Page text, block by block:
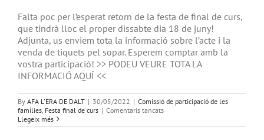
Falta poc per l’esperat retorn de la festa de final de curs,
que tindrà lloc el proper dissabte dia 18 de juny!
Adjunta, us enviem tota la informació sobre l’acte i la
venda de tiquets pel sopar. Esperem comptar amb la
vostra participació! >> PODEU VEURE TOTA LA
INFORMACIÓ AQUÍ <<
By AFA L'ERA DE DALT | 30/05/2022 | Comissió de participació de les
famílies Festa final de curs | Comentaris tancatsa
final
Llegeix més